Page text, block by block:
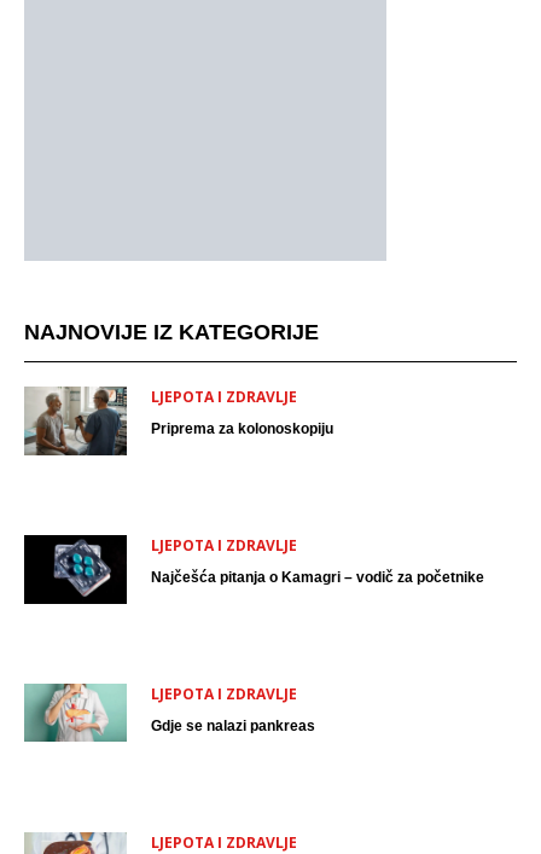
NAJNOVIJE IZ KATEGORIJE
LJEPOTA I ZDRAVLJE
Priprema za kolonoskopiju
LJEPOTA I ZDRAVLJE
Najčešća pitanja o Kamagri – vodič za početnike
LJEPOTA I ZDRAVLJE
Gdje se nalazi pankreas
LJEPOTA I ZDRAVLJE